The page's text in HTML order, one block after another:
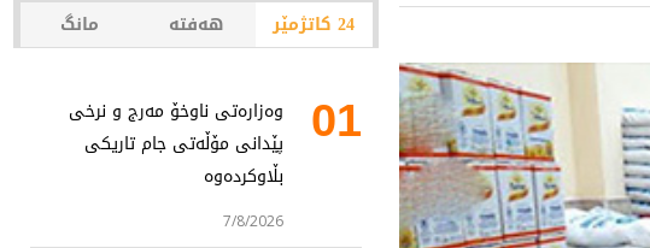
24 کاتژمێر هەفتە مانگ
01
وەزارەتی ناوخۆ مەرج و نرخی
پێدانی مۆڵەتی جام تاریکی
بڵاوکردەوە
7/8/2026